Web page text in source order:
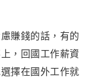
賺錢的話，有的
，回國工作薪資
擇在國外工作就